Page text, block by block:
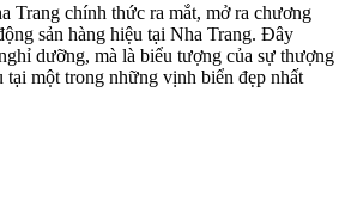
Trang chính thức ra mắt, mở ra chương
sản hàng hiệu tại Nha Trang. Đây
dưỡng, mà là biểu tượng của sự thượng
một trong những vịnh biển đẹp nhất